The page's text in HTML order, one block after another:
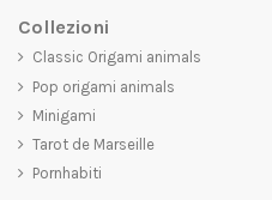
Collezioni
Classic Origami animals
Pop origami animals
Minigami
Tarot de Marseille
Pornhabiti